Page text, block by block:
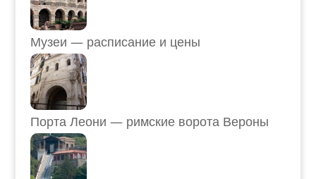
Музеи — расписание и цены
Порта Леони — римские ворота Вероны